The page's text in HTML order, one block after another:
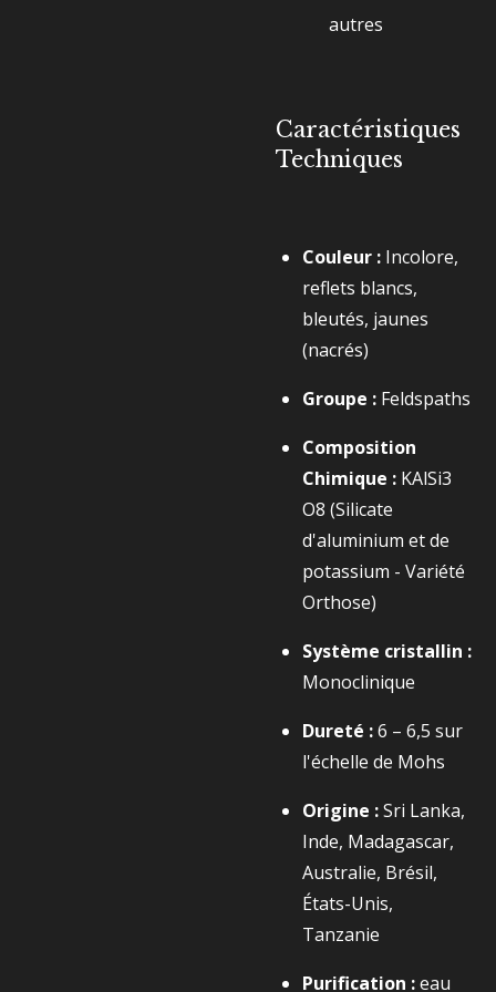
autres
Caractéristiques
Techniques
Couleur : Incolore,
reflets blancs,
bleutés, jaunes
(nacrés)
Groupe : Feldspaths
Composition
Chimique : KAlSi3​
O8​ (Silicate
d'aluminium et de
potassium - Variété
Orthose)
Système cristallin :
Monoclinique
Dureté :6 – 6,5 sur
l'échelle de Mohs
Origine :Sri Lanka,
Inde, Madagascar,
Australie, Brésil,
États-Unis,
Tanzanie
Purification :eau